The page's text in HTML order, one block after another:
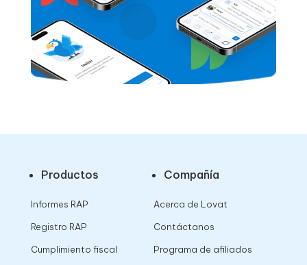
Productos
Informes RAP
Registro RAP
Cumplimiento fiscal
Compañía
Acerca de Lovat
Contáctanos
Programa de afiliados